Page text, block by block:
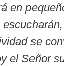
en
se
el Señor